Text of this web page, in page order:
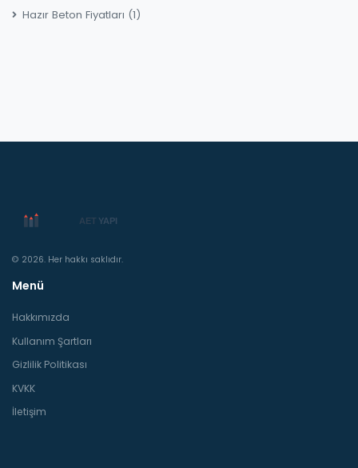
Hazır Beton Fiyatları (1)
© 2026. Her hakkı saklıdır.
Menü
Hakkımızda
Kullanım Şartları
Gizlilik Politikası
KVKK
İletişim